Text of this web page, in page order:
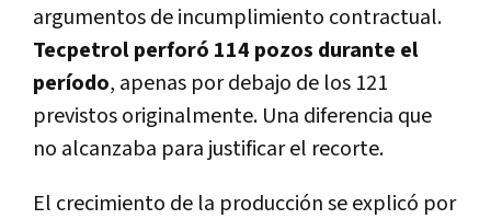
argumentos de incumplimiento contractual.
Tecpetrol perforó 114 pozos durante el
período, apenas por debajo de los 121
previstos originalmente. Una diferencia que
no alcanzaba para justificar el recorte.
El crecimiento de la producción se explicó por